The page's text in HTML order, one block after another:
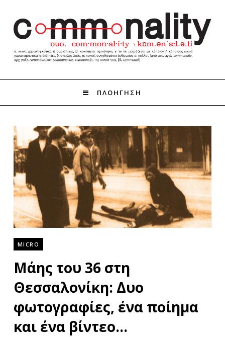
ΠΛΟΗΓΗΣΗ
MICRO
Μάης του 36 στη
Θεσσαλονίκη: Δυο
φωτογραφίες, ένα ποίημα
και ένα βίντεο…